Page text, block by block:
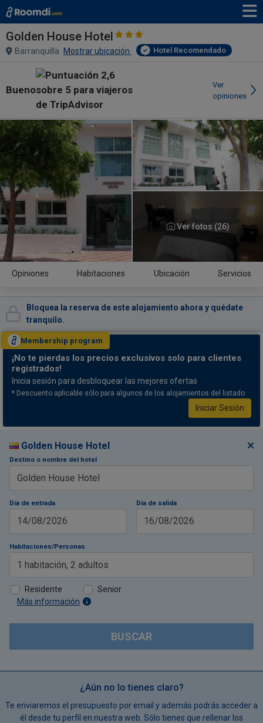
Golden House Hotel
Barranquilla Mostrar ubicación Hotel Recomendado
Bueno
Ver
opiniones
Ver fotos (26)
Opiniones Habitaciones Ubicación Servicios
Bloquea la reserva de este alojamiento ahora y quédate
tranquilo.
Membership program
¡No te pierdas los precios exclusivos solo para clientes
registrados!
Inicia sesión para desbloquear las mejores ofertas
* Descuento aplicable sólo para algunos de los alojamientos del listado
Iniciar Sesión
Golden House Hotel
Destino o nombre del hotel
Día de entrada
14/08/2026
Día de salida
16/08/2026
Habitaciones/Personas
1 habitación, 2 adultos
Residente
Senior
Más información
BUSCAR
¿Aún no lo tienes claro?
Te enviaremos el presupuesto por email y además podrás acceder a
él desde tu perfil en nuestra web. Sólo tienes que rellenar los